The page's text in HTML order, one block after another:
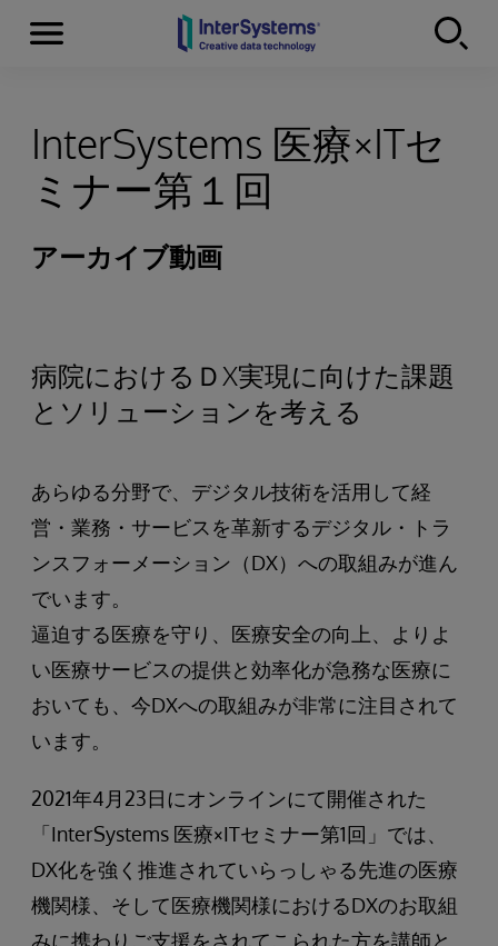
Skip to content
Menu
InterSystems 医療×ITセ
ミナー第１回
アーカイブ動画
病院におけるＤX実現に向けた課題
とソリューションを考える
あらゆる分野で、デジタル技術を活用して経
営・業務・サービスを革新するデジタル・トラ
ンスフォーメーション（DX）への取組みが進ん
でいます。
逼迫する医療を守り、医療安全の向上、よりよ
い医療サービスの提供と効率化が急務な医療に
おいても、今DXへの取組みが非常に注目されて
います。
2021年4月23日にオンラインにて開催された
「InterSystems 医療×ITセミナー第1回」では、
DX化を強く推進されていらっしゃる先進の医療
機関様、そして医療機関様におけるDXのお取組
みに携わりご支援をされてこられた方を講師と